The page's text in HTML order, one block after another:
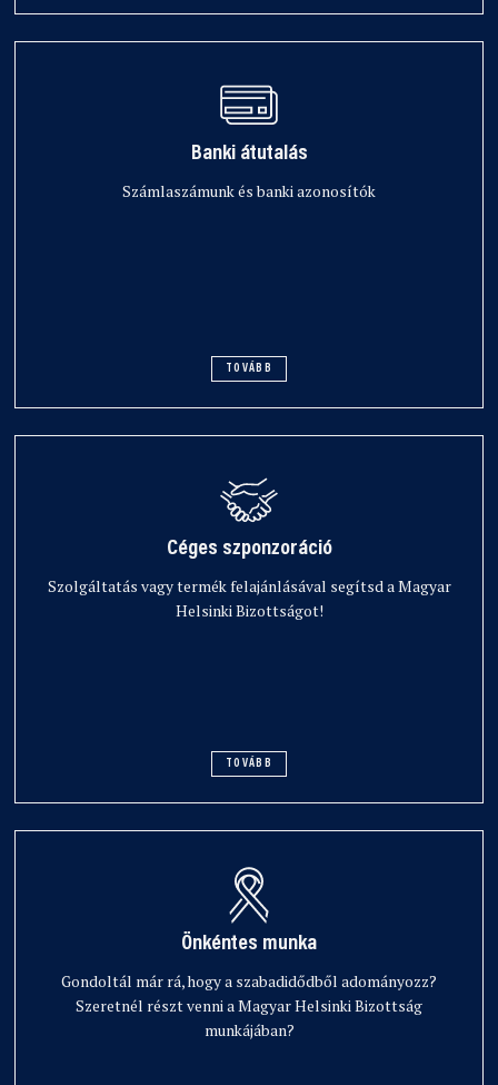
Banki átutalás
Számlaszámunk és banki azonosítók
TOVÁBB
Céges szponzoráció
Szolgáltatás vagy termék felajánlásával segítsd a Magyar
Helsinki Bizottságot!
TOVÁBB
Önkéntes munka
Gondoltál már rá, hogy a szabadidődből adományozz?
Szeretnél részt venni a Magyar Helsinki Bizottság
munkájában?